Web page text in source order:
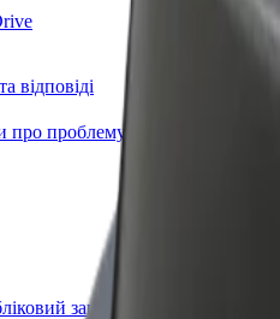
відповіді
про проблему з ТЗ
запис